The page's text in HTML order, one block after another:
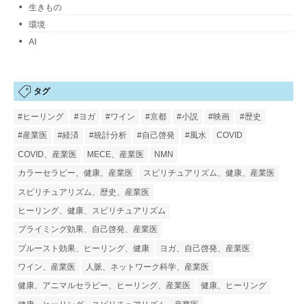
生きもの
環境
AI
タグ
#ヒーリング #ヨガ #ワイン #京都 #小説 #映画
#歴史
#産業医
#経済 #統計分析 #自己啓発 #風水
COVID
COVID、産業医
MECE、産業医
NMN
カラーセラピー、健康、産業医
スピリチュアリズム、健康、産業医
スピリチュアリズム、歴史、産業医
ヒーリング、健康、スピリチュアリズム
プライミング効果、自己啓発、産業医
プルースト効果、ヒーリング、健康
ヨガ、自己啓発、産業医
ワイン、産業医
人脈、ネットワーク科学、産業医
健康、アニマルセラピー、ヒーリング、産業医
健康、ヒーリング